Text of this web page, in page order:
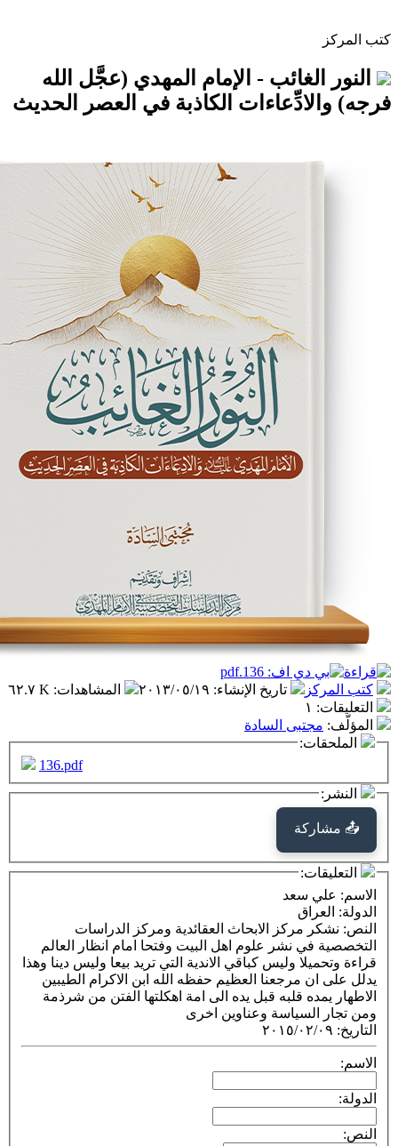
- الإمام المهدي (عجَّل الله
الكاذبة في العصر الحديث
تاريخ الإنشاء:٢٠١٣/٠٥/١٩ المشاهدات:٦٢.٧ K
١
السادة
سعد
مركز الابحاث العقائدية ومركز الدراسات
نشر علوم اهل البيت وفتحا امام انظار العالم
وليس كباقي الاندية التي تريد بيعا وليس دينا وهذا
مرجعنا العظيم حفظه الله ابن الاكرام الطيبين
قلبه قبل يده الى امة اهكلتها الفتن من شرذمة
وعناوين اخرى
٠٢/٠٩